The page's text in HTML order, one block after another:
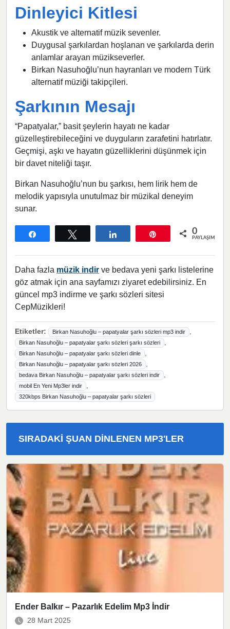
Dinleyici Kitlesi
Akustik ve alternatif müzik sevenler.
Duygusal şarkılardan hoşlanan ve şarkılarda derin
anlamlar arayan müzikseverler.
Birkan Nasuhoğlu’nun hayranları ve modern Türk
alternatif müziği takipçileri.
Şarkının Mesajı
“Papatyalar,” basit şeylerin hayatı ne kadar
güzelleştirebileceğini ve duyguların zarafetini hatırlatır.
Geçmişi, aşkı ve hayatın güzelliklerini düşünmek için
bir davet niteliği taşır.
Birkan Nasuhoğlu’nun bu şarkısı, hem lirik hem de
melodik yapısıyla unutulmaz bir müzikal deneyim
sunar.
0
PAYLAŞIMLAR
Daha fazla müzik indir ve bedava yeni şarkı listelerine
göz atmak için ana sayfamızı ziyaret edebilirsiniz. En
güncel mp3 indirme ve şarkı sözleri sitesi
CepMüzikleri!
Etiketler: Birkan Nasuhoğlu – papatyalar şarkı sözleri mp3 indir ,
Birkan Nasuhoğlu – papatyalar şarkı sözleri şarkı sözleri ,
Birkan Nasuhoğlu – papatyalar şarkı sözleri dinle ,
Birkan Nasuhoğlu – papatyalar şarkı sözleri 2026 ,
bedava Birkan Nasuhoğlu – papatyalar şarkı sözleri indir ,
mobil En Yeni Mp3ler indir ,
320kbps Birkan Nasuhoğlu – papatyalar şarkı sözleri
SIRADAKI ŞUAN DINLENEN MP3'LER
Ender Balkır – Pazarlık Edelim Mp3 İndir
28 Mart 2025